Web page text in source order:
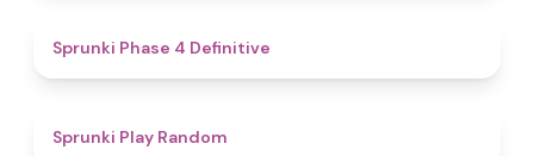
Sprunki Phase 4 Definitive
Sprunki Play Random